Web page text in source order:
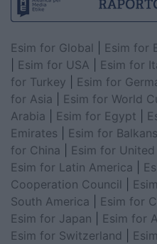
Esim for Global Esim for
Esim for USA Esim for
for Turkey
Esim for
for Asia
Esim for World
Arabia
Esim for Egypt
Emirates
Esim for Balkans
for China
Esim for
Esim for Latin America
Cooperation Council
South America
Esim for
Esim for Japan
Esim for
Esim for Switzerland